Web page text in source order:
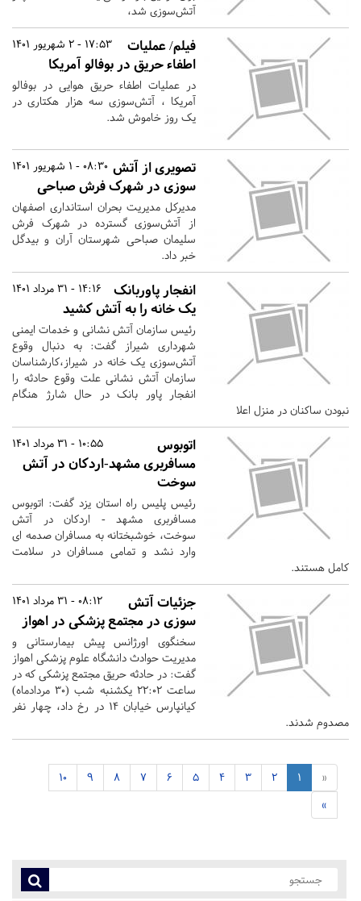
آتش‌سوزی شد،
17:53 - 2 شهریور 1401
فیلم/ عملیات
اطفاء حریق در بوفالو آمریکا
در عملیات اطفاء حریق هوایی در بوفالو
آمریکا ، آتش‌سوزی سه هزار هکتاری در
یک روز خاموش شد.
08:30 - 1 شهریور 1401 تصویری از آتش
سوزی در شهرک فرش صباحی
مدیرکل مدیریت بحران استانداری اصفهان
از آتش‌سوزی گسترده در شهرک فرش
سلیمان صباحی شهرستان آران و بیدگل
خبر داد.
14:16 - 31 مرداد 1401
انفجار پاوربانک
یک خانه را به آتش‌ کشید
رئیس سازمان آتش نشانی و خدمات ایمنی
شهرداری شیراز گفت: به دنبال وقوع
آتش‌سوزی یک خانه در شیراز،کارشناسان
سازمان آتش نشانی علت وقوع حادثه را
انفجار پاور بانک در حال شارژ هنگام
نبودن ساکنان در منزل اعلا
10:55 - 31 مرداد 1401
اتوبوس
مسافربری مشهد-اردکان در آتش
سوخت
رئیس پلیس راه استان یزد گفت: اتوبوس
مسافربری مشهد - اردکان در آتش
سوخت، خوشبختانه به مسافران صدمه ای
وارد نشد و تمامی مسافران در سلامت
کامل هستند.
08:12 - 31 مرداد 1401
جزئیات آتش
سوزی در مجتمع پزشکی در اهواز
سخنگوی اورژانس پیش بیمارستانی و
مدیریت حوادث دانشگاه علوم پزشکی اهواز
گفت: در حادثه حریق مجتمع پزشکی که در
ساعت ۲۲:۰۲ یکشنبه شب (۳۰ مردادماه)
کیانپارس خیابان ۱۴ در رخ داد، چهار نفر
مصدوم شدند.
«
1
2
3
4
5
6
7
8
9
10
»